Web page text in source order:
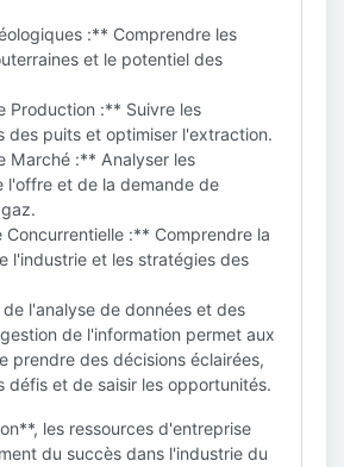
:** Comprendre les
et le potentiel des
Production :** Suivre les
des puits et optimiser l'extraction.
Marché :** Analyser les
l'offre et de la demande de
:** Comprendre la
l'industrie et les stratégies des
l'analyse de données et des
de l'information permet aux
prendre des décisions éclairées,
défis et de saisir les opportunités.
les ressources d'entreprise
du succès dans l'industrie du